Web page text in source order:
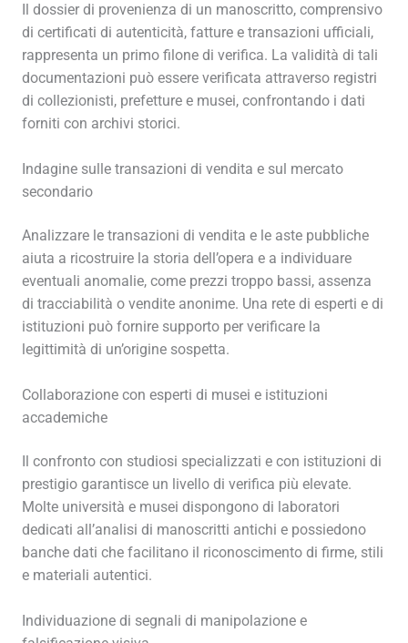
Il dossier di provenienza di un manoscritto, comprensivo
di certificati di autenticità, fatture e transazioni ufficiali,
rappresenta un primo filone di verifica. La validità di tali
documentazioni può essere verificata attraverso registri
di collezionisti, prefetture e musei, confrontando i dati
forniti con archivi storici.
Indagine sulle transazioni di vendita e sul mercato
secondario
Analizzare le transazioni di vendita e le aste pubbliche
aiuta a ricostruire la storia dell’opera e a individuare
eventuali anomalie, come prezzi troppo bassi, assenza
di tracciabilità o vendite anonime. Una rete di esperti e di
istituzioni può fornire supporto per verificare la
legittimità di un’origine sospetta.
Collaborazione con esperti di musei e istituzioni
accademiche
Il confronto con studiosi specializzati e con istituzioni di
prestigio garantisce un livello di verifica più elevate.
Molte università e musei dispongono di laboratori
dedicati all’analisi di manoscritti antichi e possiedono
banche dati che facilitano il riconoscimento di firme, stili
e materiali autentici.
Individuazione di segnali di manipolazione e